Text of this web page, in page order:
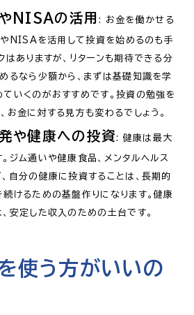
NISAの活用: お金を働かせる
やNISAを活用して投資を始めるのも手
はありますが、リターンも期待できる分
るなら少額から、まずは基礎知識を学
いくのがおすすめです。投資の勉強を
お金に対する見方も変わるでしょう。
や健康への投資: 健康は最大
ジム通いや健康食品、メンタルヘルス
自分の健康に投資することは、長期的
けるための基盤作りになります。健康
安定した収入のための土台です。
使う方がいいの